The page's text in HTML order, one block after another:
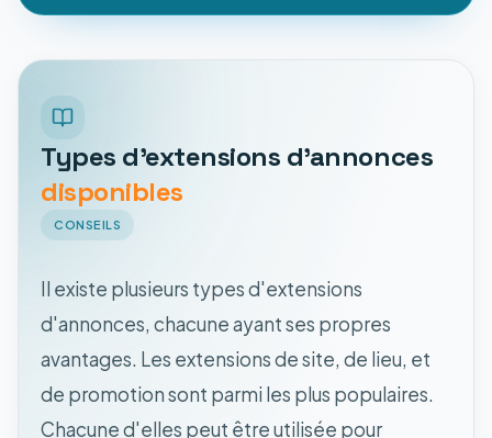
Types d'extensions d'annonces
disponibles
CONSEILS
Il existe plusieurs types d'extensions
d'annonces, chacune ayant ses propres
avantages. Les extensions de site, de lieu, et
de promotion sont parmi les plus populaires.
Chacune d'elles peut être utilisée pour